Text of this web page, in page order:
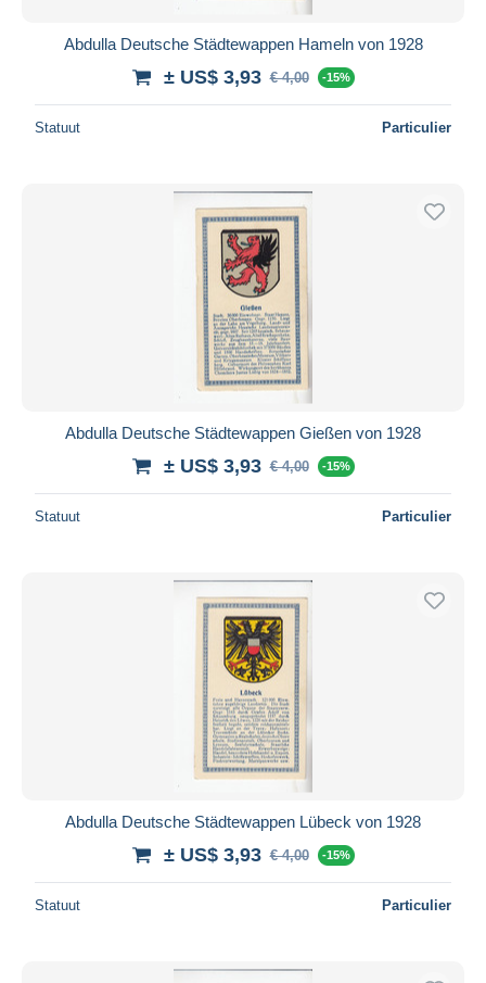
Abdulla Deutsche Städtewappen Hameln von 1928
± US$ 3,93 € 4,00 -15%
Statuut Particulier
Abdulla Deutsche Städtewappen Gießen von 1928
± US$ 3,93 € 4,00 -15%
Statuut Particulier
Abdulla Deutsche Städtewappen Lübeck von 1928
± US$ 3,93 € 4,00 -15%
Statuut Particulier